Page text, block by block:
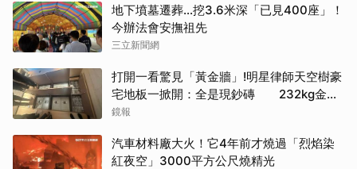
地下墳墓遷葬…挖3.6米深「已見400座」！
今辦法會安撫祖先
三立新聞網
打開一看驚見「黃金牆」!明星律師天空樹豪
宅地板一掀開：全是現鈔磚 232kg金山
震撼影像曝
鏡報
汽車材料廠大火！它4年前才燒過「烈焰染
紅夜空」3000平方公尺燒精光